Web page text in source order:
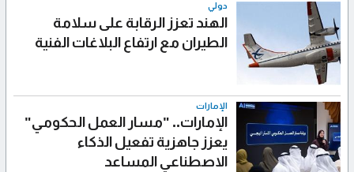
دولي
الهند تعزز الرقابة على سلامة
الطيران مع ارتفاع البلاغات الفنية
الإمارات
الإمارات.. "مسار العمل الحكومي"
يعزز جاهزية تفعيل الذكاء
الاصطناعي المساعد